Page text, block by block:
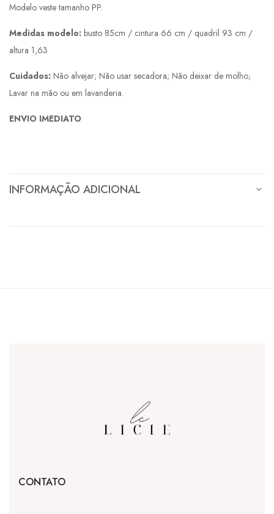
Modelo veste tamanho PP.
Medidas modelo: busto 85cm / cintura 66 cm / quadril 93 cm /
altura 1,63
Cuidados: Não alvejar; Não usar secadora; Não deixar de molho;
Lavar na mão ou em lavanderia.
ENVIO IMEDIATO
INFORMAÇÃO ADICIONAL
CONTATO